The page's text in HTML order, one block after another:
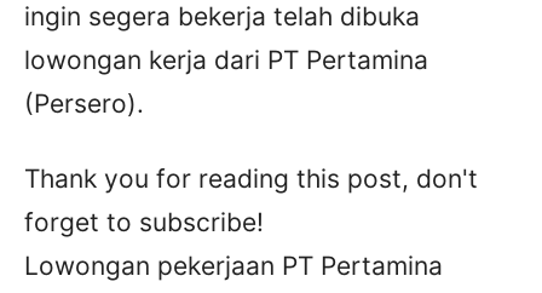
ingin segera bekerja telah dibuka
lowongan kerja dari PT Pertamina
(Persero).
Thank you for reading this post, don't
forget to subscribe!
Lowongan pekerjaan PT Pertamina